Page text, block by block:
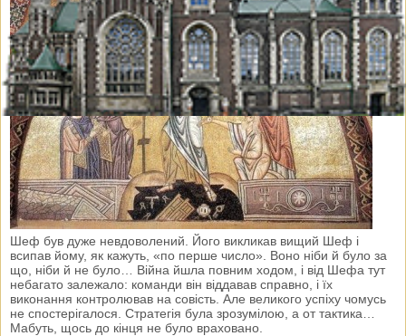
Шеф був дуже невдоволений. Його викликав вищий Шеф і
всипав йому, як кажуть, «по перше число». Воно ніби й було за
що, ніби й не було… Війна йшла повним ходом, і від Шефа тут
небагато залежало: команди він віддавав справно, і їх
виконання контролював на совість. Але великого успіху чомусь
не спостерігалося. Стратегія була зрозумілою, а от тактика…
Мабуть, щось до кінця не було враховано.